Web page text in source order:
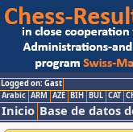
Logged on: Gast
Arabic ARM AZE BIH BUL CAT
Inicio Base de datos